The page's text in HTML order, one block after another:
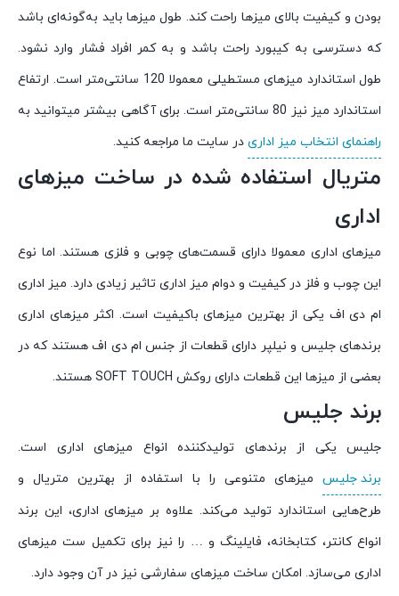
بودن و کیفیت بالای میزها راحت کند. طول میزها باید به‌گونه‌ای باشد
که دسترسی به کیبورد راحت باشد و به کمر افراد فشار وارد نشود.
طول استاندارد میزهای مستطیلی معمولا 120 سانتی‌متر است. ارتفاع
استاندارد میز نیز 80 سانتی‌متر است. برای آگاهی بیشتر میتوانید به
راهنمای انتخاب میز اداری در سایت ما مراجعه کنید.
متریال استفاده شده در ساخت میزهای
اداری
میزهای اداری معمولا دارای قسمت‌های چوبی و فلزی هستند. اما نوع
این چوب و فلز در کیفیت و دوام میز اداری تاثیر زیادی دارد. میز اداری
ام دی اف یکی از بهترین میزهای باکیفیت است. اکثر میزهای اداری
برندهای جلیس و نیلپر دارای قطعات از جنس ام دی اف هستند که در
بعضی از میزها این قطعات دارای روکش SOFT TOUCH هستند.
برند جلیس
جلیس یکی از برندهای تولیدکننده انواع میزهای اداری است.
برند جلیس میزهای متنوعی را با استفاده از بهترین متریال و
طرح‌هایی استاندارد تولید می‌کند. علاوه بر میزهای اداری، این برند
انواع کانتر، کتابخانه، فایلینگ و … را نیز برای تکمیل ست میزهای
اداری می‌سازد. امکان ساخت میزهای سفارشی نیز در آن وجود دارد.